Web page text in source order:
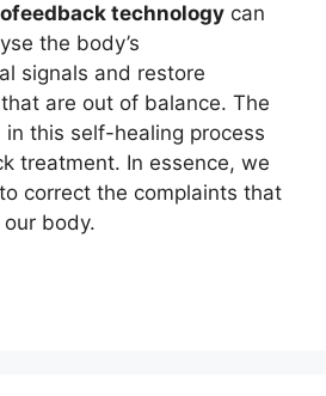
technology can
the body’s
signals and restore
are out of balance. The
this self-healing process
treatment. In essence, we
correct the complaints that
body.